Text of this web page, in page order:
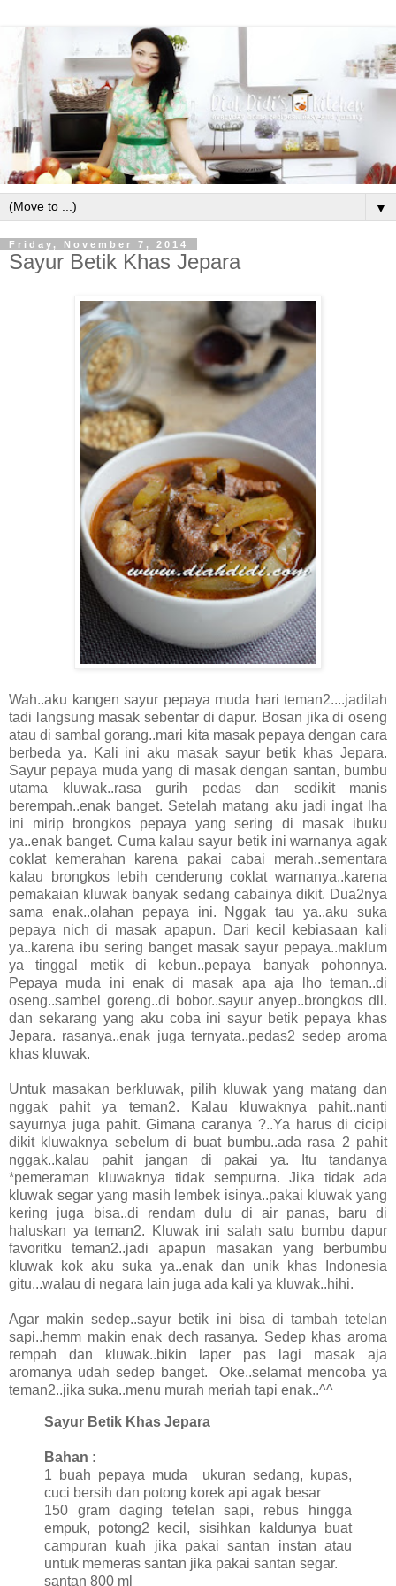
▼
Friday, November 7, 2014
Sayur Betik Khas Jepara
Wah..aku kangen sayur pepaya muda hari teman2....jadilah
tadi langsung masak sebentar di dapur. Bosan jika di oseng
atau di sambal gorang..mari kita masak pepaya dengan cara
berbeda ya. Kali ini aku masak sayur betik khas Jepara.
Sayur pepaya muda yang di masak dengan santan, bumbu
utama kluwak..rasa gurih pedas dan sedikit manis
berempah..enak banget. Setelah matang aku jadi ingat lha
ini mirip brongkos pepaya yang sering di masak ibuku
ya..enak banget. Cuma kalau sayur betik ini warnanya agak
coklat kemerahan karena pakai cabai merah..sementara
kalau brongkos lebih cenderung coklat warnanya..karena
pemakaian kluwak banyak sedang cabainya dikit. Dua2nya
sama enak..olahan pepaya ini. Nggak tau ya..aku suka
pepaya nich di masak apapun. Dari kecil kebiasaan kali
ya..karena ibu sering banget masak sayur pepaya..maklum
ya tinggal metik di kebun..pepaya banyak pohonnya.
Pepaya muda ini enak di masak apa aja lho teman..di
oseng..sambel goreng..di bobor..sayur anyep..brongkos dll.
dan sekarang yang aku coba ini sayur betik pepaya khas
Jepara. rasanya..enak juga ternyata..pedas2 sedep aroma
khas kluwak.
Untuk masakan berkluwak, pilih kluwak yang matang dan
nggak pahit ya teman2. Kalau kluwaknya pahit..nanti
sayurnya juga pahit. Gimana caranya ?..Ya harus di cicipi
dikit kluwaknya sebelum di buat bumbu..ada rasa 2 pahit
nggak..kalau pahit jangan di pakai ya. Itu tandanya
*pemeraman kluwaknya tidak sempurna. Jika tidak ada
kluwak segar yang masih lembek isinya..pakai kluwak yang
kering juga bisa..di rendam dulu di air panas, baru di
haluskan ya teman2. Kluwak ini salah satu bumbu dapur
favoritku teman2..jadi apapun masakan yang berbumbu
kluwak kok aku suka ya..enak dan unik khas Indonesia
gitu...walau di negara lain juga ada kali ya kluwak..hihi.
Agar makin sedep..sayur betik ini bisa di tambah tetelan
sapi..hemm makin enak dech rasanya. Sedep khas aroma
rempah dan kluwak..bikin laper pas lagi masak aja
aromanya udah sedep banget. Oke..selamat mencoba ya
teman2..jika suka..menu murah meriah tapi enak..^^
Sayur Betik Khas Jepara
Bahan :
1 buah pepaya muda ukuran sedang, kupas,
cuci bersih dan potong korek api agak besar
150 gram daging tetelan sapi, rebus hingga
empuk, potong2 kecil, sisihkan kaldunya buat
campuran kuah jika pakai santan instan atau
untuk memeras santan jika pakai santan segar.
santan 800 ml